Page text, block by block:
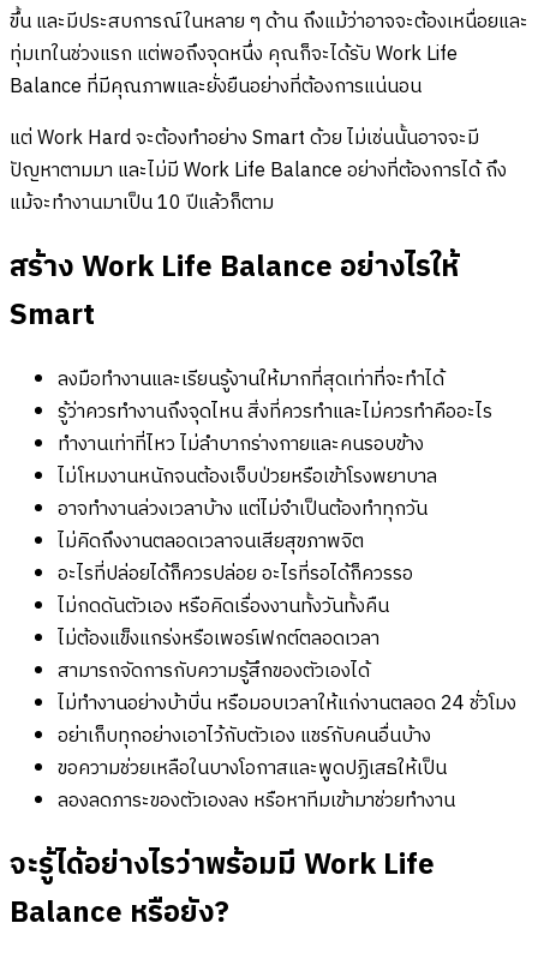
ขึ้น และมีประสบการณ์ในหลาย ๆ ด้าน ถึงแม้ว่าอาจจะต้องเหนื่อยและ
ทุ่มเทในช่วงแรก แต่พอถึงจุดหนึ่ง คุณก็จะได้รับ Work Life
Balance ที่มีคุณภาพและยั่งยืนอย่างที่ต้องการแน่นอน
แต่ Work Hard จะต้องทำอย่าง Smart ด้วย ไม่เช่นนั้นอาจจะมี
ปัญหาตามมา และไม่มี Work Life Balance อย่างที่ต้องการได้ ถึง
แม้จะทำงานมาเป็น 10 ปีแล้วก็ตาม
สร้าง Work Life Balance อย่างไรให้
Smart
ลงมือทำงานและเรียนรู้งานให้มากที่สุดเท่าที่จะทำได้
รู้ว่าควรทำงานถึงจุดไหน สิ่งที่ควรทำและไม่ควรทำคืออะไร
ทำงานเท่าที่ไหว ไม่ลำบากร่างกายและคนรอบข้าง
ไม่โหมงานหนักจนต้องเจ็บป่วยหรือเข้าโรงพยาบาล
อาจทำงานล่วงเวลาบ้าง แต่ไม่จำเป็นต้องทำทุกวัน
ไม่คิดถึงงานตลอดเวลาจนเสียสุขภาพจิต
อะไรที่ปล่อยได้ก็ควรปล่อย อะไรที่รอได้ก็ควรรอ
ไม่กดดันตัวเอง หรือคิดเรื่องงานทั้งวันทั้งคืน
ไม่ต้องแข็งแกร่งหรือเพอร์เฟกต์ตลอดเวลา
สามารถจัดการกับความรู้สึกของตัวเองได้
ไม่ทำงานอย่างบ้าบิ่น หรือมอบเวลาให้แก่งานตลอด 24 ชั่วโมง
อย่าเก็บทุกอย่างเอาไว้กับตัวเอง แชร์กับคนอื่นบ้าง
ขอความช่วยเหลือในบางโอกาสและพูดปฏิเสธให้เป็น
ลองลดภาระของตัวเองลง หรือหาทีมเข้ามาช่วยทำงาน
จะรู้ได้อย่างไรว่าพร้อมมี Work Life
Balance หรือยัง?